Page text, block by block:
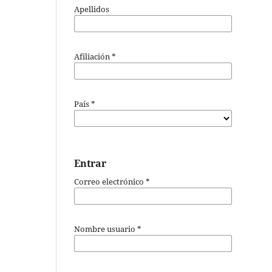
Apellidos
Afiliación*
País*
Entrar
Correo electrónico *
Nombre usuario *